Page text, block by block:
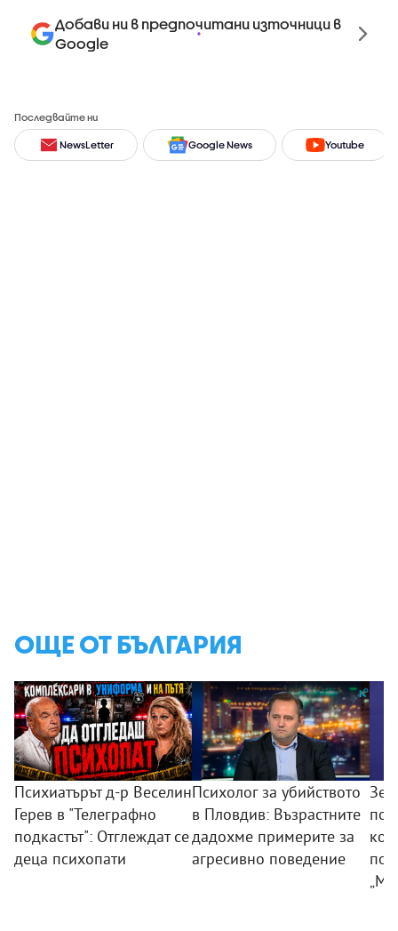
Добави ни в предпочитани източници в
Google
Последвайте ни
NewsLetter Google News Youtube
ОЩЕ ОТ БЪЛГАРИЯ
Психиатърът д-р Веселин
Герев в "Телеграфно
подкастът": Отглеждат се
деца психопати
Психолог за убийството
в Пловдив: Възрастните
дадохме примерите за
агресивно поведение